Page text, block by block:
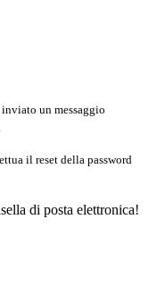
inviato un messaggio
il reset della password
di posta elettronica!